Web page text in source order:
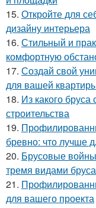
15. Откройте для
дизайну интерьера
16. Стильный и
комфортную
17. Создай свой
для вашей
18. Из какого
строительства
19.
бревно: что лучше
20. Брусовые
тремя видами бруса
21.
для вашего проекта